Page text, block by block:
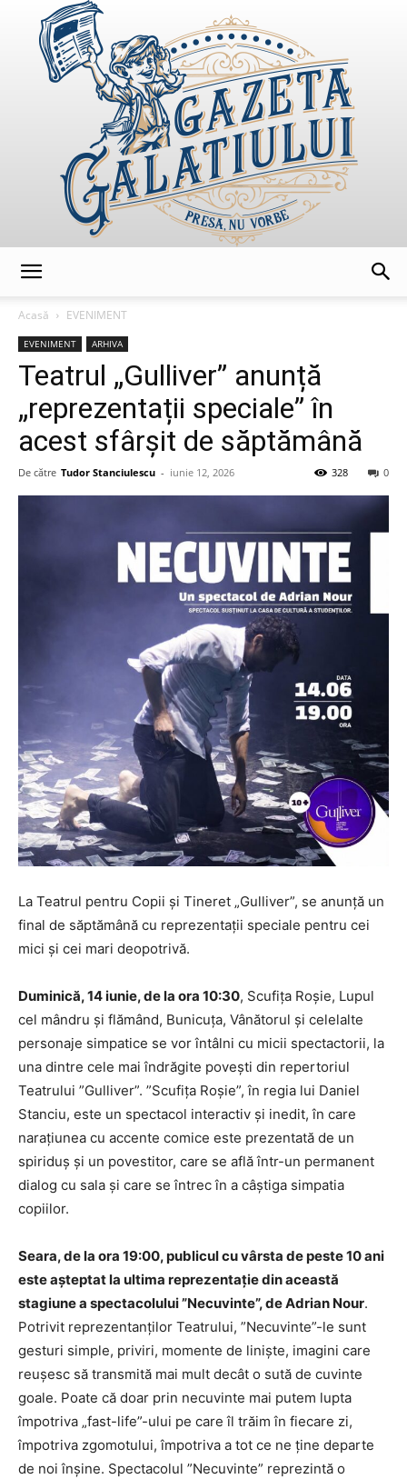
Acasă
EVENIMENT
EVENIMENT ARHIVA
Teatrul „Gulliver” anunță
„reprezentații speciale” în
acest sfârșit de săptămână
De către Tudor Stanciulescu - iunie 12, 2026 0
328
La Teatrul pentru Copii și Tineret „Gulliver”, se anunță un
final de săptămână cu reprezentații speciale pentru cei
mici și cei mari deopotrivă.
Duminică, 14 iunie, de la ora 10:30, Scufiţa Roşie, Lupul
cel mândru şi flămând, Bunicuţa, Vânătorul şi celelalte
personaje simpatice se vor întâlni cu micii spectactorii, la
una dintre cele mai îndrăgite povești din repertoriul
Teatrului ”Gulliver”. ”Scufiţa Roşie”, în regia lui Daniel
Stanciu, este un spectacol interactiv şi inedit, în care
narațiunea cu accente comice este prezentată de un
spiriduş şi un povestitor, care se află într-un permanent
dialog cu sala și care se întrec în a câştiga simpatia
copiilor.
Seara, de la ora 19:00, publicul cu vârsta de peste 10 ani
este așteptat la ultima reprezentație din această
stagiune a spectacolului ”Necuvinte”, de Adrian Nour.
Potrivit reprezentanților Teatrului, ”Necuvinte”-le sunt
gesturi simple, priviri, momente de liniște, imagini care
reușesc să transmită mai mult decât o sută de cuvinte
goale. Poate că doar prin necuvinte mai putem lupta
împotriva „fast-life”-ului pe care îl trăim în fiecare zi,
împotriva zgomotului, împotriva a tot ce ne ține departe
de noi înșine. Spectacolul ”Necuvinte” reprezintă o